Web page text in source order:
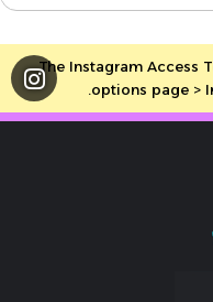
The Instagram Access
options page >